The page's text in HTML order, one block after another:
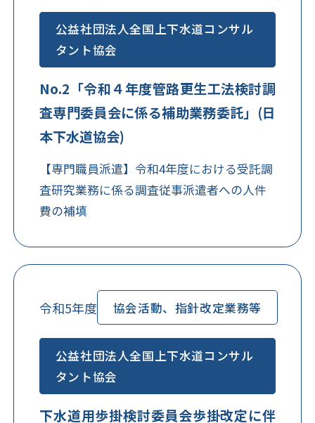
公益社団法人全国上下水道コンサル
タント協会
No.2「令和４年度管路更生工法検討調
査専門委員会に係る補助業務委託」(日
本下水道協会)
【専門職員派遣】令和4年度における受託調
査研究業務に係る調査従事派遣者への人件
費の補填
令和5年度 協会活動、指針改定業務等
公益社団法人全国上下水道コンサル
タント協会
下水道用歩掛検討委員会歩掛改定に伴